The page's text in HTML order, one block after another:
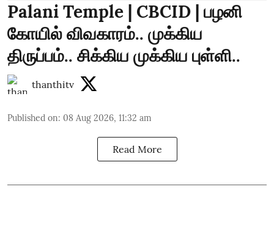
Palani Temple | CBCID | பழனி
கோயில் விவகாரம்.. முக்கிய
திருப்பம்.. சிக்கிய முக்கிய புள்ளி..
thanthitv
Published on: 08 Aug 2026, 11:32 am
Read More